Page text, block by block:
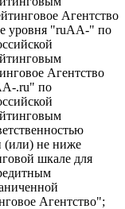
Агентство
уровня "ruАА-" по
Агентство
.ru" по
(или) не ниже
шкале для
Агентство";